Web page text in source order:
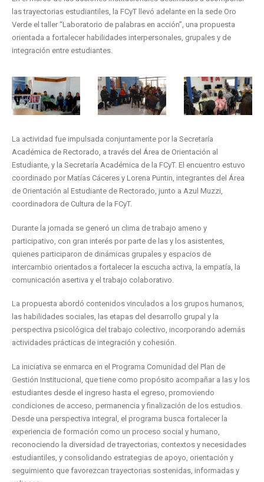
las trayectorias estudiantiles, la FCyT llevó adelante en la sede Oro
Verde el taller “Laboratorio de palabras en acción”, una propuesta
orientada a fortalecer habilidades interpersonales, grupales y de
integración entre estudiantes.
La actividad fue impulsada conjuntamente por la Secretaría
Académica de Rectorado, a través del Área de Orientación al
Estudiante, y la Secretaría Académica de la FCyT. El encuentro estuvo
coordinado por Matías Cáceres y Lorena Puntin, integrantes del Área
de Orientación al Estudiante de Rectorado, junto a Azul Muzzi,
coordinadora de Cultura de la FCyT.
Durante la jornada se generó un clima de trabajo ameno y
participativo, con gran interés por parte de las y los asistentes,
quienes participaron de dinámicas grupales y espacios de
intercambio orientados a fortalecer la escucha activa, la empatía, la
comunicación asertiva y el trabajo colaborativo.
La propuesta abordó contenidos vinculados a los grupos humanos,
las habilidades sociales, las etapas del desarrollo grupal y la
perspectiva psicológica del trabajo colectivo, incorporando además
actividades prácticas de integración y cohesión.
La iniciativa se enmarca en el Programa Comunidad del Plan de
Gestión Institucional, que tiene como propósito acompañar a las y los
estudiantes desde el ingreso hasta el egreso, promoviendo
condiciones de acceso, permanencia y finalización de los estudios.
Desde una perspectiva integral, el programa busca fortalecer la
experiencia de formación como un proceso social y humano,
reconociendo la diversidad de trayectorias, contextos y necesidades
estudiantiles, y consolidando estrategias de apoyo, orientación y
seguimiento que favorezcan trayectorias sostenidas, informadas y